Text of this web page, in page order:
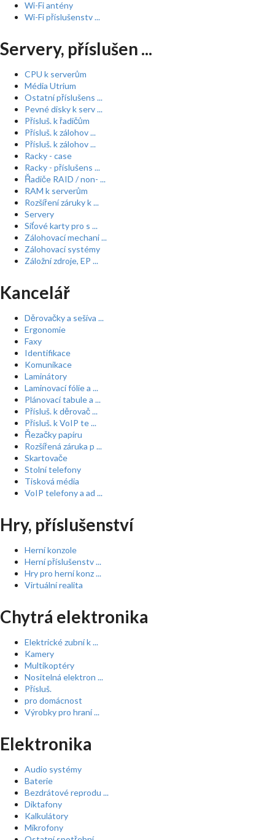
Wi-Fi antény
Wi-Fi příslušenstv ...
Servery, příslušen ...
CPU k serverům
Média Utrium
Ostatní příslušens ...
Pevné disky k serv ...
Přísluš. k řadičům
Přísluš. k zálohov ...
Přísluš. k zálohov ...
Racky - case
Racky - příslušens ...
Řadiče RAID / non- ...
RAM k serverům
Rozšíření záruky k ...
Servery
Síťové karty pro s ...
Zálohovací mechani ...
Zálohovací systémy
Záložní zdroje, EP ...
Kancelář
Děrovačky a sešíva ...
Ergonomie
Faxy
Identifikace
Komunikace
Laminátory
Laminovací fólie a ...
Plánovací tabule a ...
Přísluš. k děrovač ...
Přísluš. k VoIP te ...
Řezačky papíru
Rozšířená záruka p ...
Skartovače
Stolní telefony
Tisková média
VoIP telefony a ad ...
Hry, příslušenství
Herní konzole
Herní příslušenstv ...
Hry pro herní konz ...
Virtuální realita
Chytrá elektronika
Elektrické zubní k ...
Kamery
Multikoptéry
Nositelná elektron ...
Přísluš.
pro domácnost
Výrobky pro hraní ...
Elektronika
Audio systémy
Baterie
Bezdrátové reprodu ...
Diktafony
Kalkulátory
Mikrofony